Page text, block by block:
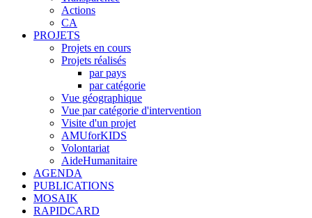
Actions
CA
PROJETS
Projets en cours
Projets réalisés
par pays
par catégorie
Vue géographique
Vue par catégorie d'intervention
Visite d'un projet
AMUforKIDS
Volontariat
AideHumanitaire
AGENDA
PUBLICATIONS
MOSAIK
RAPIDCARD